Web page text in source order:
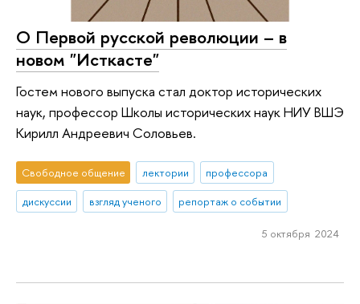
О Первой русской революции – в
новом "Исткасте"
Гостем нового выпуска стал доктор исторических
наук, профессор Школы исторических наук НИУ ВШЭ
Кирилл Андреевич Соловьев.
Свободное общение лектории
профессора
дискуссии
взгляд ученого репортаж о событии
5 октября 2024